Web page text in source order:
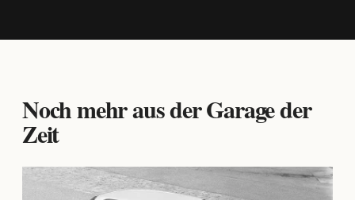
Noch mehr aus der Garage der
Zeit